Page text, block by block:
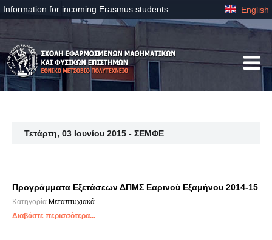
Information for incoming Erasmus students English
Τετάρτη, 03 Ιουνίου 2015 - ΣΕΜΦΕ
Προγράμματα Εξετάσεων ΔΠΜΣ Εαρινού Εξαμήνου 2014-15
Κατηγορία Μεταπτυχιακά
Διαβάστε περισσότερα...